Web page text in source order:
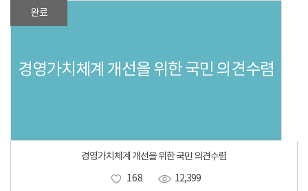
완료
경영가치체계 개선을 위한 국민 의견수렴
경영가치체계 개선을 위한 국민 의견수렴
168
12,399